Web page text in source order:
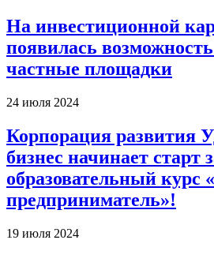
На инвестиционной
появилась
частные площадки
24 июля 2024
Корпорация развития
бизнес начинает старт
образовательный
предприниматель»!
19 июля 2024